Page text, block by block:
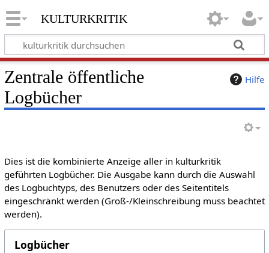
kulturkritik
Hilfe
Zentrale öffentliche
Logbücher
Dies ist die kombinierte Anzeige aller in kulturkritik
geführten Logbücher. Die Ausgabe kann durch die Auswahl
des Logbuchtyps, des Benutzers oder des Seitentitels
eingeschränkt werden (Groß-/Kleinschreibung muss beachtet
werden).
Logbücher